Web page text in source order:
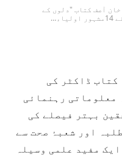
آصف کتاب "دلوں کے
کتاب ڈاکٹر کی
معلوماتی رہنمائی
بہتر فیصلے کی
اور شعبۂ صحت سے
مفید علمی وسیلہ